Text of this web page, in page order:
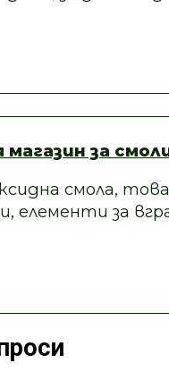
магазин за
смола,
елементи за